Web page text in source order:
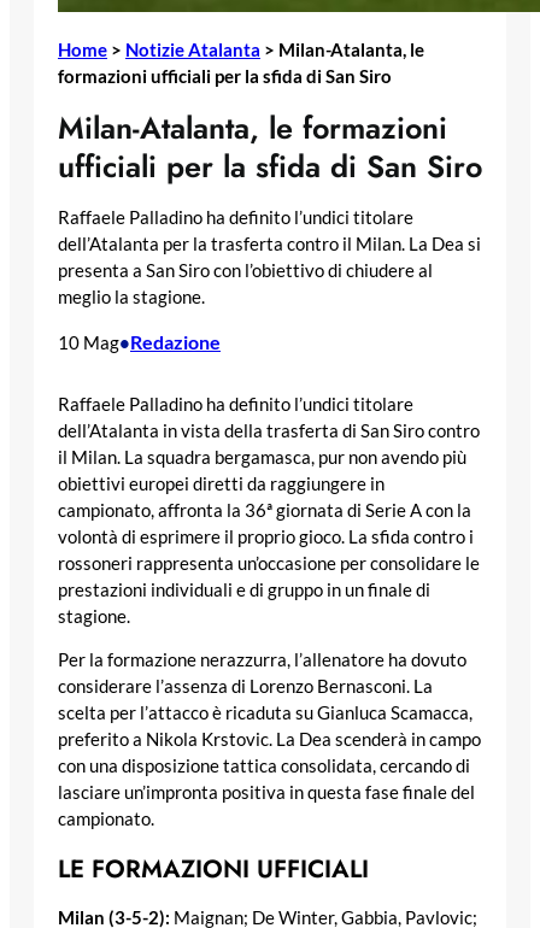
Home > Notizie Atalanta > Milan-Atalanta, le
formazioni ufficiali per la sfida di San Siro
Milan-Atalanta, le formazioni
ufficiali per la sfida di San Siro
Raffaele Palladino ha definito l’undici titolare
dell’Atalanta per la trasferta contro il Milan. La Dea si
presenta a San Siro con l’obiettivo di chiudere al
meglio la stagione.
10 Mag•Redazione
Raffaele Palladino ha definito l’undici titolare
dell’Atalanta in vista della trasferta di San Siro contro
il Milan. La squadra bergamasca, pur non avendo più
obiettivi europei diretti da raggiungere in
campionato, affronta la 36ª giornata di Serie A con la
volontà di esprimere il proprio gioco. La sfida contro i
rossoneri rappresenta un’occasione per consolidare le
prestazioni individuali e di gruppo in un finale di
stagione.
Per la formazione nerazzurra, l’allenatore ha dovuto
considerare l’assenza di Lorenzo Bernasconi. La
scelta per l’attacco è ricaduta su Gianluca Scamacca,
preferito a Nikola Krstovic. La Dea scenderà in campo
con una disposizione tattica consolidata, cercando di
lasciare un’impronta positiva in questa fase finale del
campionato.
LE FORMAZIONI UFFICIALI
Milan (3-5-2): Maignan; De Winter, Gabbia, Pavlovic;